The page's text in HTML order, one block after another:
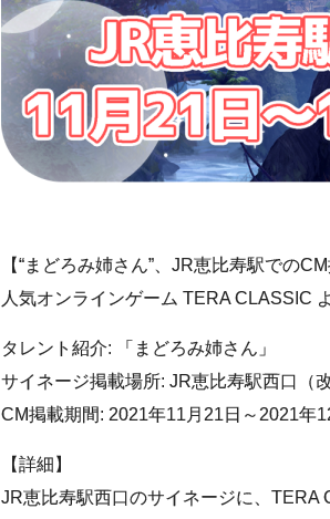
【“まどろみ姉さん”、JR恵比寿駅での
人気オンラインゲーム TERA CLASSIC
タレント紹介: 「まどろみ姉さん」
サイネージ掲載場所: JR恵比寿駅西口（
CM掲載期間: 2021年11月21日～2021年
【詳細】
JR恵比寿駅西口のサイネージに、TERA